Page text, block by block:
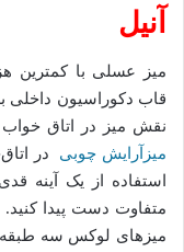
آنیل
میز عسلی با کمترین
قاب دکوراسیون داخلی
نقش میز در اتاق
میزآرایش چوبی در
استفاده از یک آینه
متفاوت دست پیدا کنید.
میزهای لوکس سه طبقه